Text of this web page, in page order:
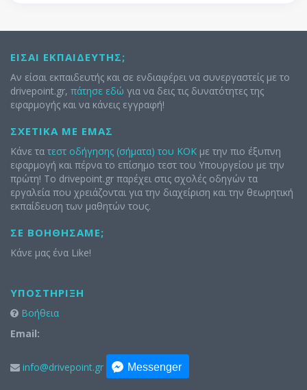
ΕΊΣΑΙ ΕΚΠΑΙΔΕΥΤΉΣ;
Αν είσαι εκπαιδευτής και σε ενδιαφέρει να συνεργαστείς με το
drivepoint.gr, πάτησε εδώ για να δεις τις δυνατότητες της
εφαρμογής και να κάνεις εγγραφή!
ΣΧΕΤΙΚΆ ΜΕ ΕΜΆΣ
Κάνε τα τεστ οδήγησης (σήματα) του ΚΟΚ με την πιο έξυπνη
εφαρμογή και πέρνα το επίσημο τεστ του Υπουργείου με την
πρώτη! Το drivepoint.gr παρέχει στις σχολές οδηγών τα
εργαλεία που χρειάζονται για την διαχείριση και την θεωρητική
εκπαίδευση των μαθητών τους.
ΣΕ ΒΟΗΘΉΣΑΜΕ;
Κάνε μας ένα Like!
ΥΠΟΣΤΉΡΙΞΗ
Βοήθεια
Email:
info@drivepoint.gr Messenger